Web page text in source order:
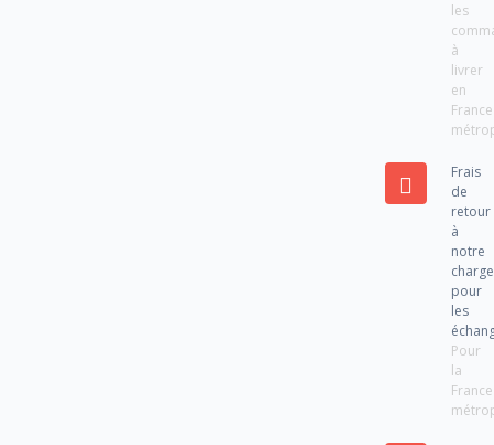
les
à
livrer
en
France
Frais
de
retour
à
notre
charge
pour
les
Pour
la
France